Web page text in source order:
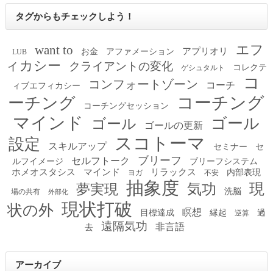
タグからもチェックしよう！
LUB want to お金 アファメーション アプリオリ
エフ
ィカシー
クライアントの変化 ゲシュタルト
コレクテ
ィブエフィカシー
コンフォートゾーン コーチ
コ
ーチング
コーチングセッション
コーチング
マインド
ゴール ゴールの更新
ゴール
設定
スキルアップ スコトーマ セミナー
セ
ルフイメージ
セルフトーク ブリーフ ブリーフシステム
ホメオスタシス マインド ヨガ リラックス 不安 内部表現
場の共有 外部化 夢実現 抽象度 気功 洗脳
現
状の外 現状打破 目標達成 瞑想 縁起 逆算
過
去
遠隔気功 非言語
アーカイブ